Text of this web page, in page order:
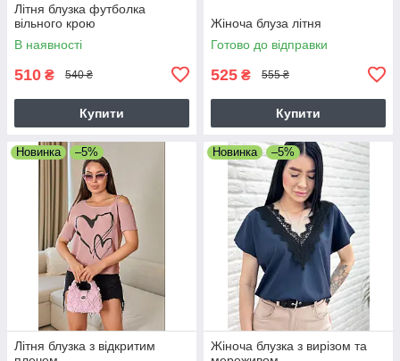
Літня блузка футболка
вільного крою
В наявності
510 ₴ 540 ₴
Купити
Жіноча блуза літня
Готово до відправки
525 ₴ 555 ₴
Купити
Новинка –5%
Літня блузка з відкритим
Новинка –5%
Жіноча блузка з вирізом та